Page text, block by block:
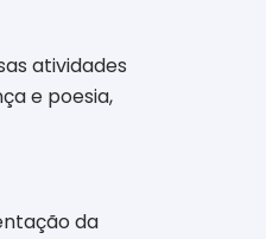
atividades
e poesia,
da